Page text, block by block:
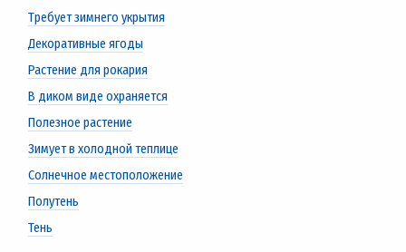
Требует зимнего укрытия
Декоративные ягоды
Растение для рокария
В диком виде охраняется
Полезное растение
Зимует в холодной теплице
Солнечное местоположение
Полутень
Тень